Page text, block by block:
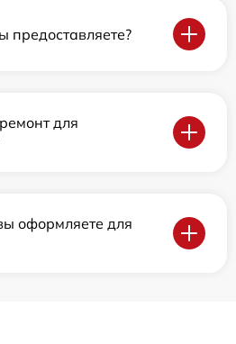
для
оформляете для